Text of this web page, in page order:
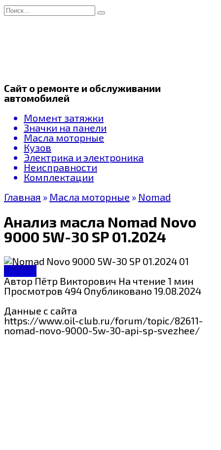
Перейти
к
Search
for:
Сайт о ремонте и обслуживании
автомобилей
Момент затяжки
Значки на панели
Масла моторные
Кузов
Электрика и электроника
Неисправности
Комплектации
Главная » Масла моторные » Nomad
Анализ масла Nomad Novo
9000 5W-30 SP 01.2024
Nomad
АвторПётр Викторович На чтение 1 мин
Просмотров 494 Опубликовано 19.08.2024
Данные с сайта
https://www.oil-club.ru/forum/topic/82611-
nomad-novo-9000-5w-30-api-sp-svezhee/